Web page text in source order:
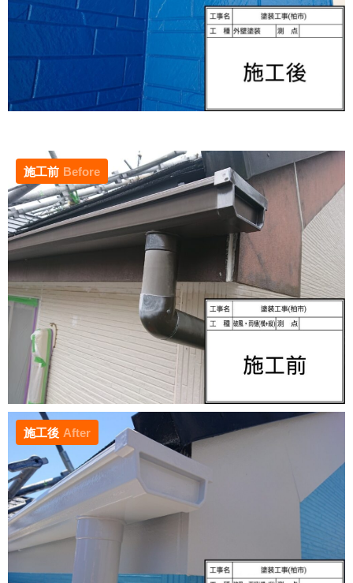
施工前 Before
施工後 After